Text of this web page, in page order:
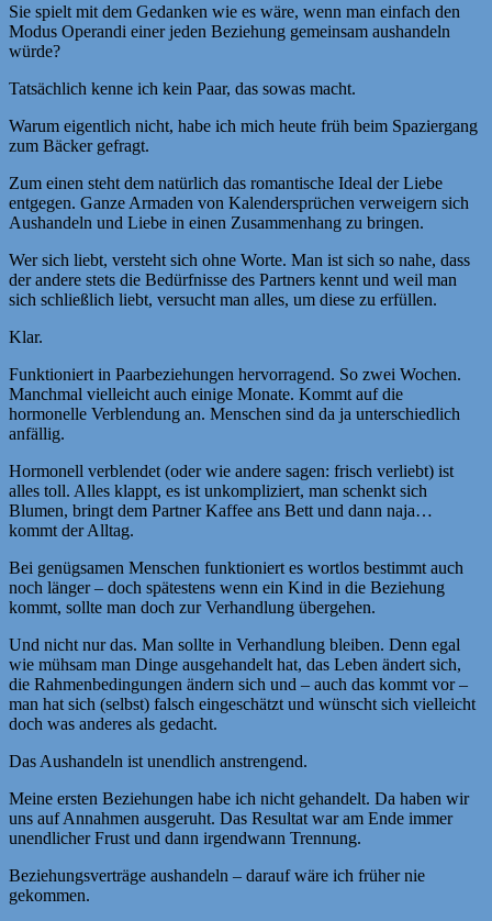
Sie spielt mit dem Gedanken wie es wäre, wenn man einfach den
Modus Operandi einer jeden Beziehung gemeinsam aushandeln
würde?
Tatsächlich kenne ich kein Paar, das sowas macht.
Warum eigentlich nicht, habe ich mich heute früh beim Spaziergang
zum Bäcker gefragt.
Zum einen steht dem natürlich das romantische Ideal der Liebe
entgegen. Ganze Armaden von Kalendersprüchen verweigern sich
Aushandeln und Liebe in einen Zusammenhang zu bringen.
Wer sich liebt, versteht sich ohne Worte. Man ist sich so nahe, dass
der andere stets die Bedürfnisse des Partners kennt und weil man
sich schließlich liebt, versucht man alles, um diese zu erfüllen.
Klar.
Funktioniert in Paarbeziehungen hervorragend. So zwei Wochen.
Manchmal vielleicht auch einige Monate. Kommt auf die
hormonelle Verblendung an. Menschen sind da ja unterschiedlich
anfällig.
Hormonell verblendet (oder wie andere sagen: frisch verliebt) ist
alles toll. Alles klappt, es ist unkompliziert, man schenkt sich
Blumen, bringt dem Partner Kaffee ans Bett und dann naja…
kommt der Alltag.
Bei genügsamen Menschen funktioniert es wortlos bestimmt auch
noch länger – doch spätestens wenn ein Kind in die Beziehung
kommt, sollte man doch zur Verhandlung übergehen.
Und nicht nur das. Man sollte in Verhandlung bleiben. Denn egal
wie mühsam man Dinge ausgehandelt hat, das Leben ändert sich,
die Rahmenbedingungen ändern sich und – auch das kommt vor –
man hat sich (selbst) falsch eingeschätzt und wünscht sich vielleicht
doch was anderes als gedacht.
Das Aushandeln ist unendlich anstrengend.
Meine ersten Beziehungen habe ich nicht gehandelt. Da haben wir
uns auf Annahmen ausgeruht. Das Resultat war am Ende immer
unendlicher Frust und dann irgendwann Trennung.
Beziehungsverträge aushandeln – darauf wäre ich früher nie
gekommen.